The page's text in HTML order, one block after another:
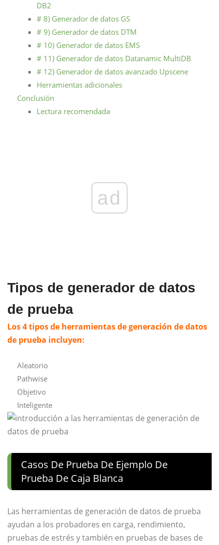
DB2
# 8) Generador de datos GS
# 9) Generador de datos DTM
# 10) Generador de datos EMS
# 11) Generador de datos Datanamic MultiDB
# 12) Generador de datos avanzado Upscene
Herramientas adicionales
Conclusión
Lectura recomendada
ad
Tipos de generador de datos
de prueba
Los 4 tipos de herramientas de generación de datos
de prueba incluyen:
Aleatorio
Pathwise
Objetivo
Inteligente
Casos De Prueba De Ejemplo De
Prueba De Caja Blanca
Las herramientas de generación de datos de prueba
ayudan a los probadores en carga, rendimiento,
pruebas de estrés y también en pruebas de bases de